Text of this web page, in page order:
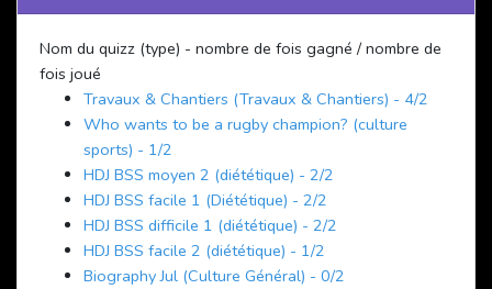
Nom du quizz (type) - nombre de fois gagné / nombre de
fois joué
Travaux & Chantiers (Travaux & Chantiers) - 4/2
Who wants to be a rugby champion? (culture
sports) - 1/2
HDJ BSS moyen 2 (diététique) - 2/2
HDJ BSS facile 1 (Diététique) - 2/2
HDJ BSS difficile 1 (diététique) - 2/2
HDJ BSS facile 2 (diététique) - 1/2
Biography Jul (Culture Général) - 0/2